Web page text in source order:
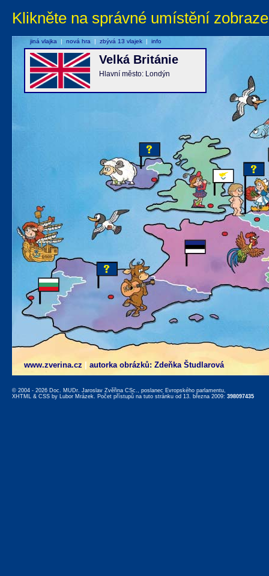
Klikněte na správné umístění
www.zverina.cz autorka obrázků: Zdeňka Študlarová
Velká Británie
Hlavní město: Londýn
jiná vlajka | nová hra | zbývá 13 vlajek | info
© 2004 - 2026 Doc. MUDr. Jaroslav Zvěřina CSc., poslanec Evropského parlamentu,
XHTML & CSS by Lubor Mrázek. Počet přístupů na tuto stránku od 13. března 2009: 398097435